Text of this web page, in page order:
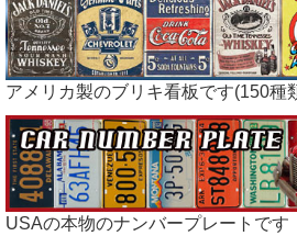
アメリカ製のブリキ看板です(150種
USAの本物のナンバープレートです